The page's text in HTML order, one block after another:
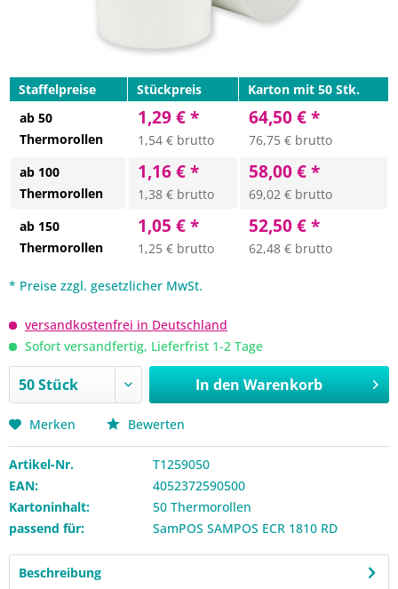
Staffelpreise Stückpreis
Karton mit 50 Stk.
ab 50
Thermorollen
1,29 € *
1,54 € brutto
64,50 € *
76,75 € brutto
ab 100
Thermorollen
1,16 € *
1,38 € brutto
58,00 € *
69,02 € brutto
ab 150
Thermorollen
1,05 € *
1,25 € brutto
52,50 € *
62,48 € brutto
* Preise zzgl. gesetzlicher MwSt.
versandkostenfrei in Deutschland
Sofort versandfertig, Lieferfrist 1-2 Tage
In den Warenkorb
Merken Bewerten
Artikel-Nr.
T1259050
EAN:
4052372590500
Kartoninhalt:
50 Thermorollen
passend für:
SamPOS SAMPOS ECR 1810 RD
Beschreibung